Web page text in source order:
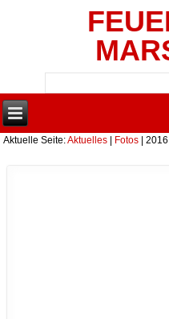
Aktuelle Seite:Aktuelles Fotos |2016